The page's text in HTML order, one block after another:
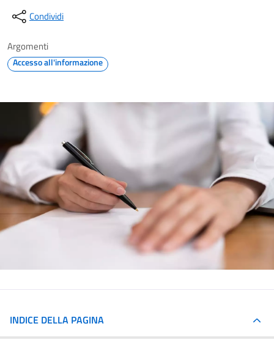
Condividi
Argomenti
Accesso all'informazione
INDICE DELLA PAGINA